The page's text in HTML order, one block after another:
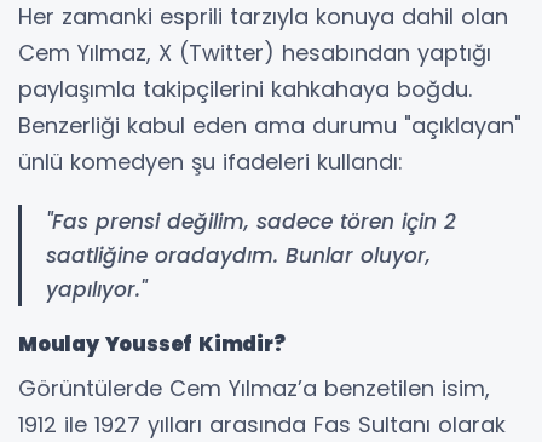
Her zamanki esprili tarzıyla konuya dahil olan
Cem Yılmaz, X (Twitter) hesabından yaptığı
paylaşımla takipçilerini kahkahaya boğdu.
Benzerliği kabul eden ama durumu "açıklayan"
ünlü komedyen şu ifadeleri kullandı:
"Fas prensi değilim, sadece tören için 2
saatliğine oradaydım. Bunlar oluyor,
yapılıyor."
Moulay Youssef Kimdir?
Görüntülerde Cem Yılmaz’a benzetilen isim,
1912 ile 1927 yılları arasında Fas Sultanı olarak